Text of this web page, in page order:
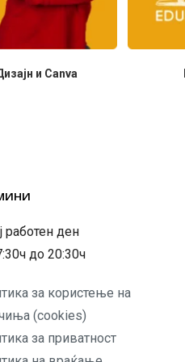
и Canva
работен ден
до 20:30ч
за користење на
(cookies)
за приватност